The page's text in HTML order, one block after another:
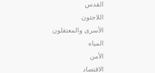
القدس
اللاجئون
الأسرى والمعتقلون
المياه
الأمن
الاقتصاد